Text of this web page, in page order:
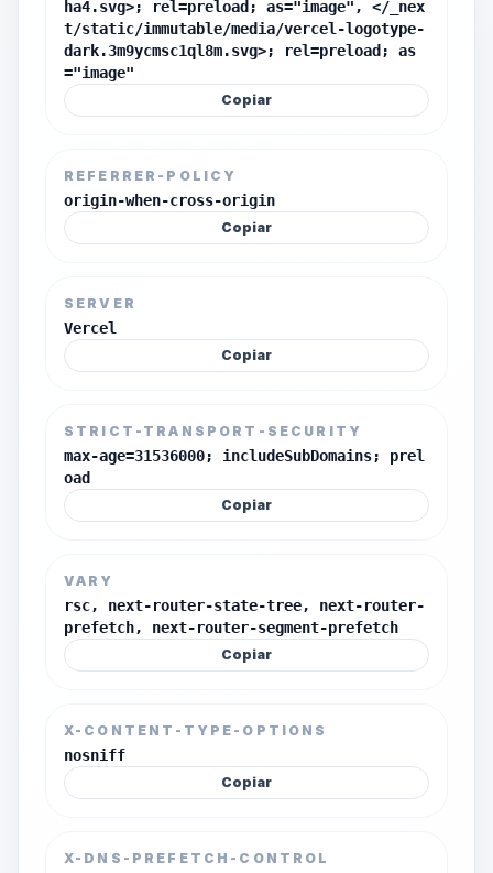
ha4.svg>; rel=preload; as="image", </_nex
t/static/immutable/media/vercel-logotype-
dark.3m9ycmsc1ql8m.svg>; rel=preload; as
="image"
Copiar
REFERRER-POLICY
origin-when-cross-origin
Copiar
SERVER
Vercel
Copiar
STRICT-TRANSPORT-SECURITY
max-age=31536000; includeSubDomains; prel
oad
Copiar
VARY
rsc, next-router-state-tree, next-router-
prefetch, next-router-segment-prefetch
Copiar
X-CONTENT-TYPE-OPTIONS
nosniff
Copiar
X-DNS-PREFETCH-CONTROL